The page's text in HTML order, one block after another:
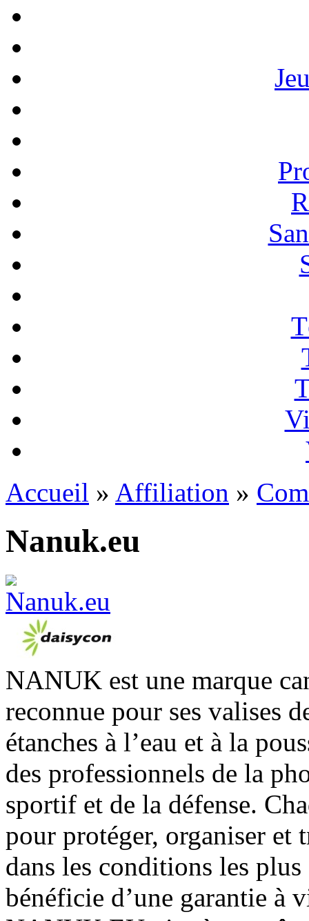
Accueil » Affiliation »
Nanuk.eu
NANUK est une marque
reconnue pour ses valises
étanches à l’eau et à la
des professionnels de la
sportif et de la défense.
pour protéger, organiser et
dans les conditions les
bénéficie d’une garantie à